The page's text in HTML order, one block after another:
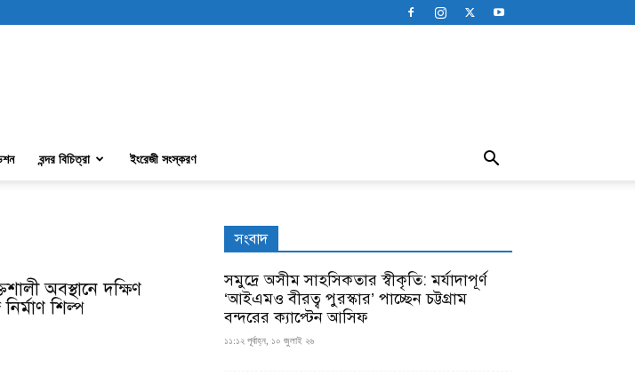
বন্দর বিচিত্রা ইংরেজী সংস্করণ
অবস্থানে দক্ষিণ
শিল্প
সংবাদ
সমুদ্রে অসীম সাহসিকতার স্বীকৃতি: মর্যাদাপূর্ণ
‘আইএমও বীরত্ব পুরস্কার’ পাচ্ছেন চট্টগ্রাম
বন্দরের ক্যাপ্টেন আসিফ
১১:১২ পূর্বাহ্ন, ১০ জুলাই ২৬